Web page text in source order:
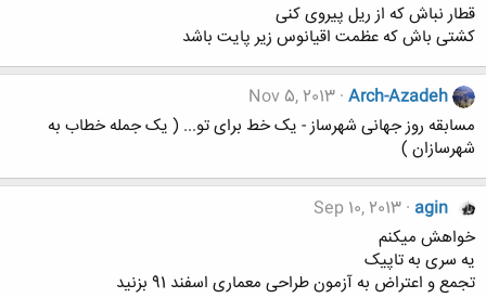
قطار نباش که از ریل پیروی کنی
کشتی باش که عظمت اقیانوس زیر پایت باشد
Arch-Azadeh
Nov 5, 2013
مسابقه روز جهانی شهرساز - یک خط برای تو... ( یک جمله خطاب به
شهرسازان )
agin
Sep 10, 2013
خواهش میکنم
یه سری به تاپیک
تجمع و اعتراض به آزمون طراحی معماری اسفند 91 بزنید